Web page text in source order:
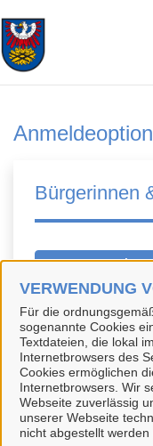
Zum Hauptinhalt
VERWENDUNG
Für die
sogenannte Cookies
Textdateien, die lokal
Internetbrowsers des
Cookies ermöglichen
Internetbrowsers. Wir
Webseite zuverlässig
unserer Webseite
nicht abgestellt werden
Bürgerinnen
Die BundID ist
Identifizierung für
können sich
BundID-Konto
anmelden.